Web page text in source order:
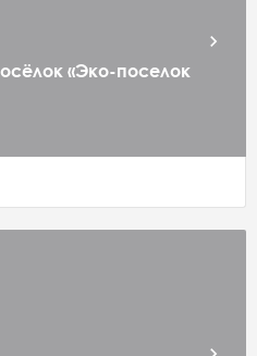
«Эко-поселок